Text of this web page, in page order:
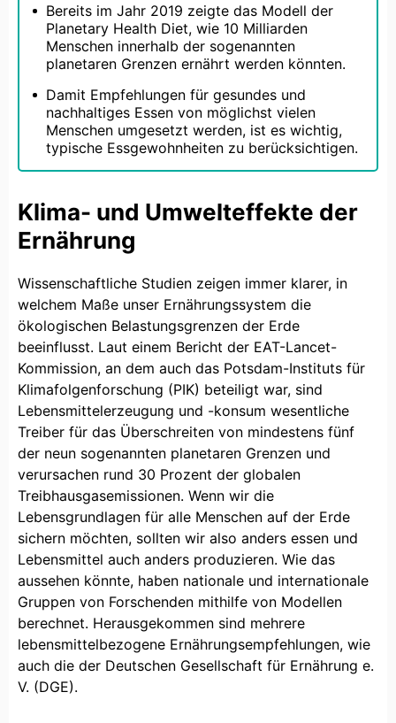
Bereits im Jahr 2019 zeigte das Modell der
Planetary Health Diet, wie 10 Milliarden
Menschen innerhalb der sogenannten
planetaren Grenzen ernährt werden könnten.
Damit Empfehlungen für gesundes und
nachhaltiges Essen von möglichst vielen
Menschen umgesetzt werden, ist es wichtig,
typische Essgewohnheiten zu berücksichtigen.
Klima- und Umwelteffekte der
Ernährung
Wissenschaftliche Studien zeigen immer klarer, in
welchem Maße unser Ernährungssystem die
ökologischen Belastungsgrenzen der Erde
beeinflusst. Laut einem Bericht der EAT-Lancet-
Kommission, an dem auch das Potsdam-Instituts für
Klimafolgenforschung (PIK) beteiligt war, sind
Lebensmittelerzeugung und -konsum wesentliche
Treiber für das Überschreiten von mindestens fünf
der neun sogenannten planetaren Grenzen und
verursachen rund 30 Prozent der globalen
Treibhausgasemissionen. Wenn wir die
Lebensgrundlagen für alle Menschen auf der Erde
sichern möchten, sollten wir also anders essen und
Lebensmittel auch anders produzieren. Wie das
aussehen könnte, haben nationale und internationale
Gruppen von Forschenden mithilfe von Modellen
berechnet. Herausgekommen sind mehrere
lebensmittelbezogene Ernährungsempfehlungen, wie
auch die der Deutschen Gesellschaft für Ernährung e.
V. (DGE).